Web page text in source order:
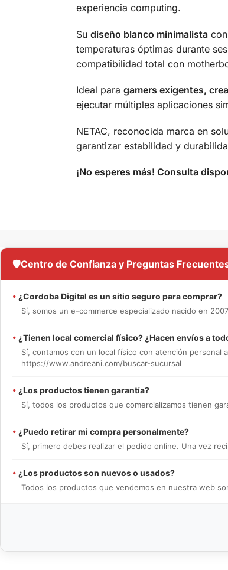
experiencia computing.
Su diseño blanco minimalistacon
temperaturas óptimas durante
compatibilidad total con
Ideal para gamers exigentes,
ejecutar múltiples aplicaciones
NETAC, reconocida marca en
garantizar estabilidad y
¡No esperes más! Consulta
🛡️Centro de Confianza y Preguntas
• ¿Cordoba Digital es un sitio seguro para comprar?
Sí, somos un e-commerce especializado nacido en
• ¿Tienen local comercial físico? ¿Hacen envíos a
Sí, contamos con un local físico con atención personal
https://www.andreani.com/buscar-sucursal
• ¿Los productos tienen garantía?
Sí, todos los productos que comercializamos tienen
• ¿Puedo retirar mi compra personalmente?
Sí, primero debes realizar el pedido online. Una vez
• ¿Los productos son nuevos o usados?
Todos los productos que vendemos en nuestra web